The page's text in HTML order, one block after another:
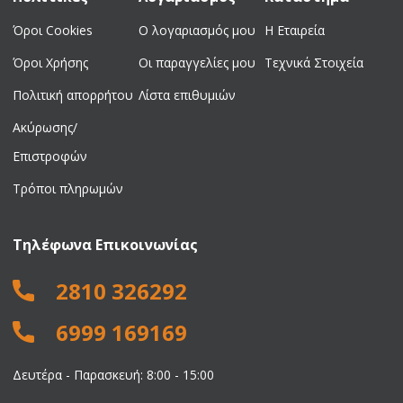
Όροι Cookies
Όροι Χρήσης
Πολιτική απορρήτου
Ακύρωσης/
Επιστροφών
Τρόποι πληρωμών
Ο λογαριασμός μου
Οι παραγγελίες μου
Λίστα επιθυμιών
Η Εταιρεία
Τεχνικά Στοιχεία
Τηλέφωνα Επικοινωνίας
2810 326292
6999 169169
Δευτέρα - Παρασκευή: 8:00 - 15:00